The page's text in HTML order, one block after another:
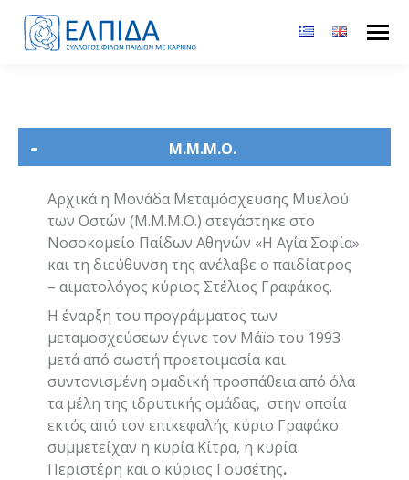
Μ.Μ.Μ.Ο.
Αρχικά η Μονάδα Μεταμόσχευσης Μυελού
των Οστών (Μ.Μ.Μ.Ο.) στεγάστηκε στο
Νοσοκομείο Παίδων Αθηνών «Η Αγία Σοφία»
και τη διεύθυνση της ανέλαβε ο παιδίατρος
– αιματολόγος κύριος Στέλιος Γραφάκος.
Η έναρξη του προγράμματος των
μεταμοσχεύσεων έγινε τον Μάïο του 1993
μετά από σωστή προετοιμασία και
συντονισμένη ομαδική προσπάθεια από όλα
τα μέλη της ιδρυτικής ομάδας, στην οποία
εκτός από τον επικεφαλής κύριο Γραφάκο
συμμετείχαν η κυρία Κίτρα, η κυρία
Περιστέρη και ο κύριος Γουσέτης.